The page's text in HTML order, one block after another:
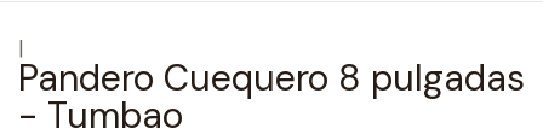
|
Pandero Cuequero 8 pulgadas
- Tumbao